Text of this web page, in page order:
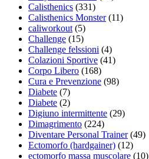
Calisthenics (331)
Calisthenics Monster(11)
caliworkout(5)
Challenge (15)
Challenge felssioni (4)
Colazioni Sportive (41)
Corpo Libero (168)
Cura e Prevenzione (98)
Diabete (7)
Diabete (2)
Digiuno intermittente (29)
Dimagrimento (224)
Diventare Personal Trainer(49)
Ectomorfo (hardgainer) (12)
ectomorfo massa muscolare (10)